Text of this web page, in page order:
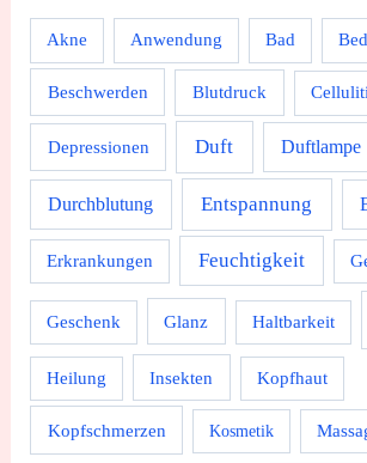
Akne Anwendung Bad
Beschwerden Blutdruck
Depressionen Duft Duftlampe
Durchblutung Entspannung
Erkrankungen Feuchtigkeit
Geschenk Glanz Haltbarkeit
Heilung Insekten Kopfhaut
Kopfschmerzen Kosmetik